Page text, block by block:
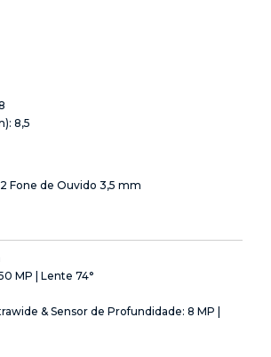
8,5
Fone de Ouvido 3,5 mm
MP | Lente 74°
& Sensor de Profundidade: 8 MP |